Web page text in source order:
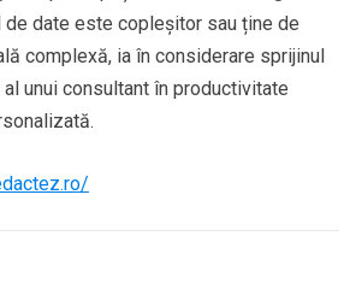
de date este copleșitor sau ține de
complexă, ia în considerare sprijinul
unui consultant în productivitate